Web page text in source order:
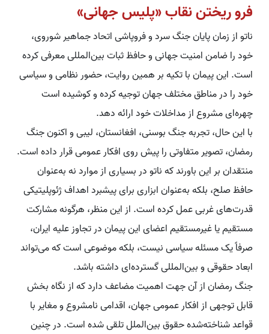
فرو ریختن نقاب «پلیس جهانی»
ناتو از زمان پایان جنگ سرد و فروپاشی اتحاد جماهیر شوروی،
خود را ضامن امنیت جهانی و حافظ ثبات بین‌المللی معرفی کرده
است. این پیمان با تکیه بر همین روایت، حضور نظامی و سیاسی
خود را در مناطق مختلف جهان توجیه کرده و کوشیده است
چهره‌ای مشروع از مداخلات خود ارائه دهد.
با این حال، تجربه جنگ بوسنی، افغانستان، لیبی و اکنون جنگ
رمضان، تصویر متفاوتی را پیش روی افکار عمومی قرار داده است.
منتقدان بر این باورند که ناتو در بسیاری از موارد نه به‌عنوان
حافظ صلح، بلکه به‌عنوان ابزاری برای پیشبرد اهداف ژئوپلیتیکی
قدرت‌های غربی عمل کرده است. از این منظر، هرگونه مشارکت
مستقیم یا غیرمستقیم اعضای این پیمان در تجاوز علیه ایران،
صرفاً یک مسئله سیاسی نیست، بلکه موضوعی است که می‌تواند
ابعاد حقوقی و بین‌المللی گسترده‌ای داشته باشد.
جنگ رمضان از آن جهت اهمیت مضاعف دارد که از نگاه بخش
قابل توجهی از افکار عمومی جهان، اقدامی نامشروع و مغایر با
قواعد شناخته‌شده حقوق بین‌الملل تلقی شده است. در چنین